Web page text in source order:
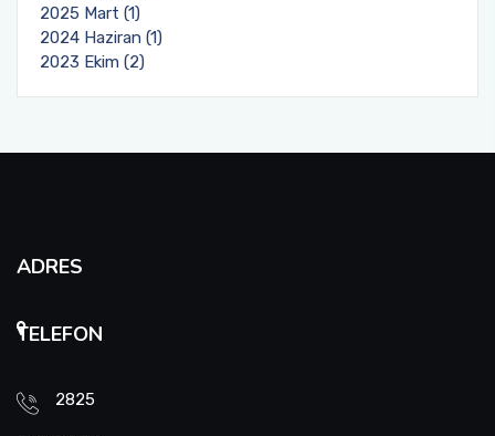
2025 Mart (1)
2024 Haziran (1)
2023 Ekim (2)
ADRES
TELEFON
2825